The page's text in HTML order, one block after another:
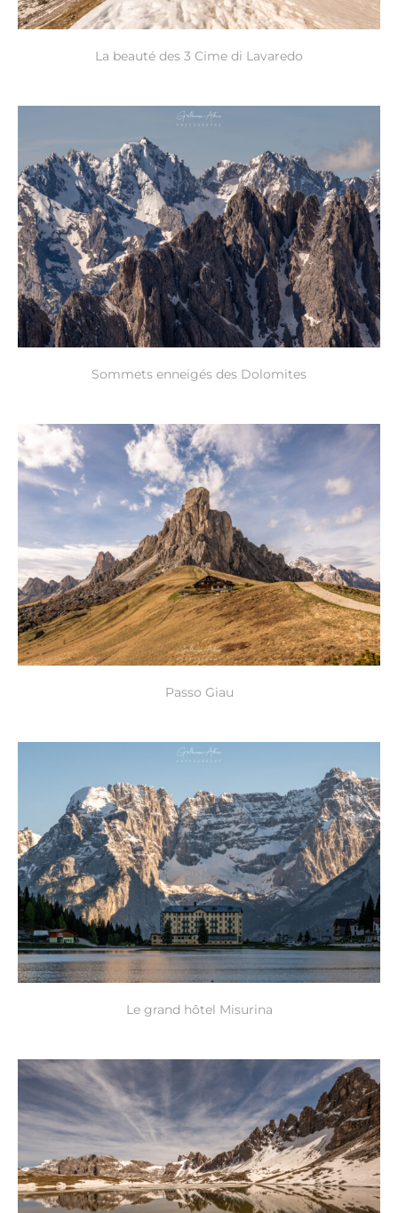
La beauté des 3 Cime di Lavaredo
Sommets enneigés des Dolomites
Passo Giau
Le grand hôtel Misurina